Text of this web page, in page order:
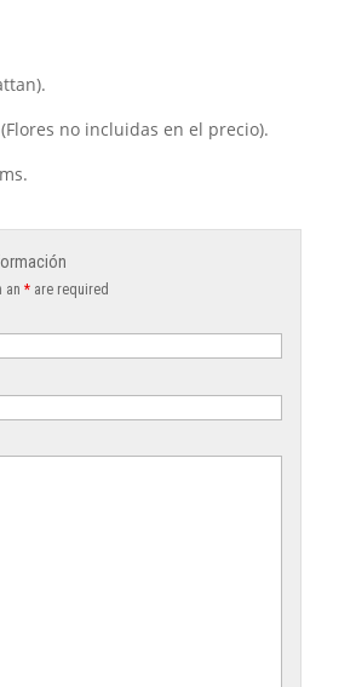
no incluidas en el precio).
an *are required